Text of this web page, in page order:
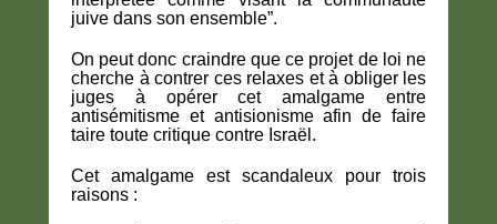
juive dans son ensemble”.
On peut donc craindre que ce projet de loi ne
cherche à contrer ces relaxes et à obliger les
juges à opérer cet amalgame entre
antisémitisme et antisionisme afin de faire
taire toute critique contre Israël.
Cet amalgame est scandaleux pour trois
raisons :